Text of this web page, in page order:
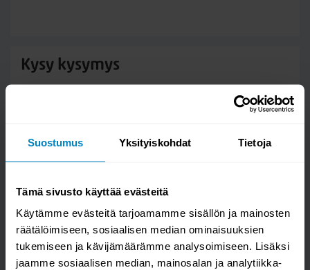
Suostumus Yksityiskohdat Tietoja
Tämä sivusto käyttää evästeitä
Käytämme evästeitä tarjoamamme sisällön ja mainosten
räätälöimiseen, sosiaalisen median ominaisuuksien
tukemiseen ja kävijämäärämme analysoimiseen. Lisäksi
jaamme sosiaalisen median, mainosalan ja analytiikka-
Kysy kysymys